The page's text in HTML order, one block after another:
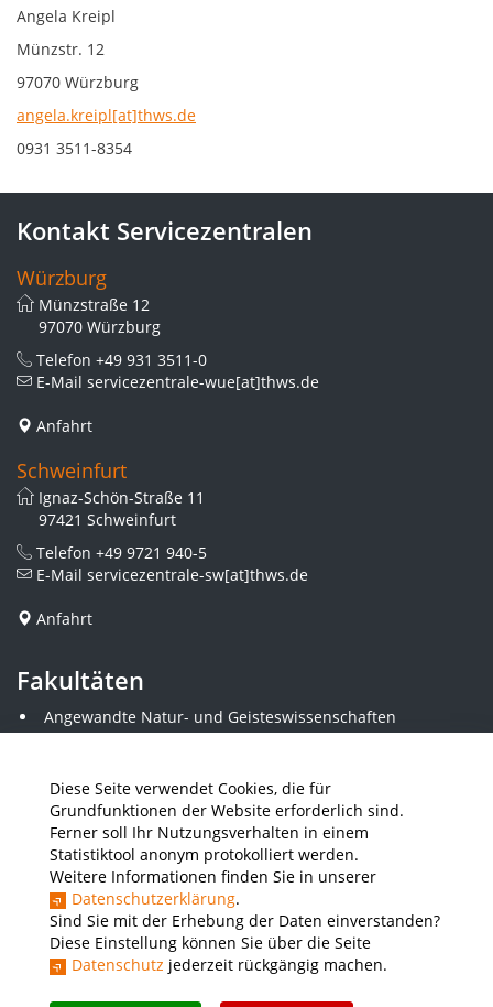
Diese Seite verwendet Cookies, die für
Grundfunktionen der Website erforderlich sind.
Ferner soll Ihr Nutzungsverhalten in einem
Statistiktool anonym protokolliert werden.
Weitere Informationen finden Sie in unserer
Datenschutzerklärung.
Sind Sie mit der Erhebung der Daten einverstanden?
Diese Einstellung können Sie über die Seite
Datenschutz jederzeit rückgängig machen.
Angela Kreipl
Münzstr. 12
97070 Würzburg
angela.kreipl[at]thws.de
0931 3511-8354
Kontakt Servicezentralen
Würzburg
Münzstraße 12
97070 Würzburg
Telefon +49 931 3511-0
E-Mail servicezentrale-wue[at]thws.de
Anfahrt
Schweinfurt
Ignaz-Schön-Straße 11
97421 Schweinfurt
Telefon +49 9721 940-5
E-Mail servicezentrale-sw[at]thws.de
Anfahrt
Fakultäten
Angewandte Natur- und Geisteswissenschaften
Angewandte Sozialwissenschaften
Elektrotechnik
Gestaltung
Informatik und Wirtschaftsinformatik
Kunststofftechnik und Vermessung
Maschinenbau
THWS Business School
Wirtschaftsingenieurwesen
Presse